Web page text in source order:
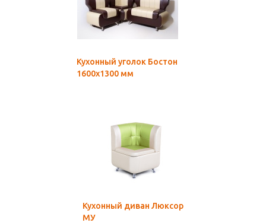
Кухонный уголок Бостон
1600х1300 мм
Кухонный диван Люксор
МУ